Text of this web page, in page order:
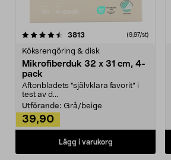
3813 (9,97/st)
Köksrengöring & disk
Mikrofiberduk 32 x 31 cm, 4-
pack
Aftonbladets "självklara favorit” i
test av d...
Utförande: Grå/beige
39,90
Lägg i varukorg
4.0av 5 stjärnor